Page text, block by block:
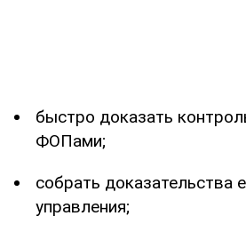
быстро доказать
ФОПами;
собрать доказательства
управления;